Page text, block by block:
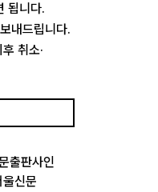
됩니다.
내드립니다.
취소·
출판사인
신문